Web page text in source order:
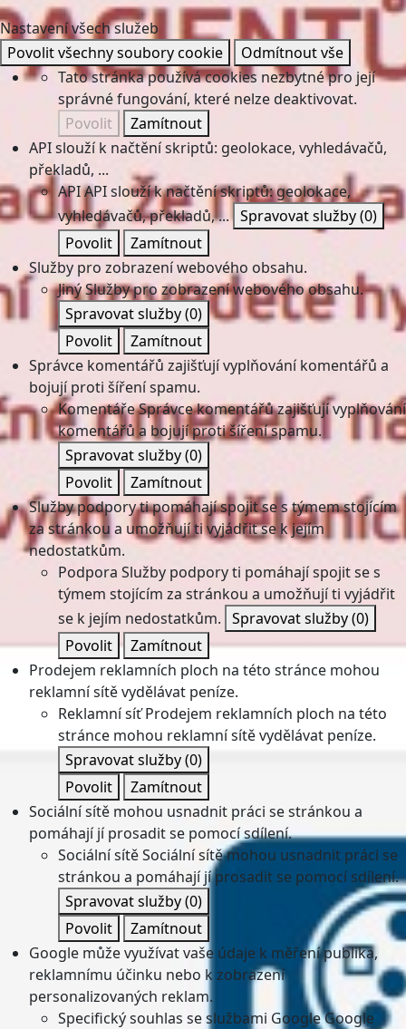
Nastavení všech služeb
Povolit všechny soubory cookie
Odmítnout vše
Tato stránka používá cookies nezbytné pro její
správné fungování, které nelze deaktivovat.
Povolit
Zamítnout
API slouží k načtění skriptů: geolokace, vyhledávačů,
překladů, ...
APIAPI slouží k načtění skriptů: geolokace,
vyhledávačů, překladů, ... Spravovat služby(0)
Povolit
Zamítnout
Služby pro zobrazení webového obsahu.
JinýSlužby pro zobrazení webového obsahu.
Spravovat služby(0)
Povolit
Zamítnout
Správce komentářů zajišťují vyplňování komentářů a
bojují proti šíření spamu.
KomentářeSprávce komentářů zajišťují vyplňování
komentářů a bojují proti šíření spamu.
Spravovat služby(0)
Povolit
Zamítnout
Služby podpory ti pomáhají spojit se s týmem stojícím
za stránkou a umožňují ti vyjádřit se k jejím
nedostatkům.
Podpora Služby podpory ti pomáhají spojit se s
týmem stojícím za stránkou a umožňují ti vyjádřit
se k jejím nedostatkům. Spravovat služby(0)
Povolit
Zamítnout
Prodejem reklamních ploch na této stránce mohou
reklamní sítě vydělávat peníze.
Reklamní síť Prodejem reklamních ploch na této
stránce mohou reklamní sítě vydělávat peníze.
Spravovat služby(0)
Povolit
Zamítnout
Sociální sítě mohou usnadnit práci se stránkou a
pomáhají jí prosadit se pomocí sdílení.
Sociální sítěSociální sítě mohou usnadnit práci se
stránkou a pomáhají jí prosadit se pomocí sdílení.
Spravovat služby(0)
Povolit
Zamítnout
Google může využívat vaše údaje k měření publika,
reklamnímu účinku nebo k zobrazení
personalizovaných reklam.
Specifický souhlas se službami GoogleGoogle